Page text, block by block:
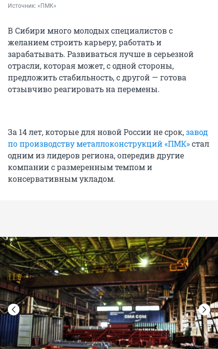
Источник: «ПМК»
В Сибири много молодых специалистов с
желанием строить карьеру, работать и
зарабатывать. Развиваться лучше в серьезной
отрасли, которая может, с одной стороны,
предложить стабильность, с другой — готова
отзывчиво реагировать на перемены.
За 14 лет, которые для новой России не срок,завод
по производству металлоконструкций «ПМК»стал
одним из лидеров региона, опередив другие
компании с размеренным темпом и
консервативным укладом.